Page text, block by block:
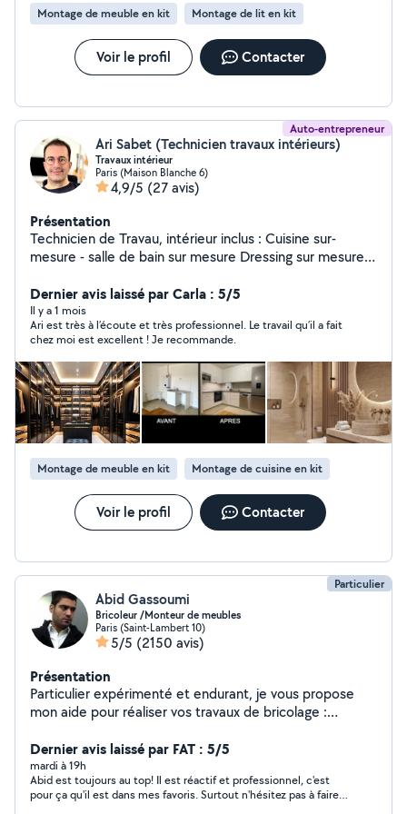
canapé,... * Fixation télévision TV,... * Montage de lits
Vous pouvez aussi consulter les nombreux avis positifs
de mon profil Allovoin. J'ai les outils de travail : visseuse
pro, perceuse béton,... BOOK PHOTOS DE MES
PROFIL DANS LA RUBRIQUE « Photos » Métier :
monteur de meuble, bricoleur expérimenté
Montage de meuble en kit
Montage de lit en kit
Voir le profil Contacter
Auto-entrepreneur
Ari Sabet (Technicien travaux intérieurs)
Travaux intérieur
Paris (Maison Blanche 6)
4,9/5 (27 avis)
Présentation
Technicien de Travau, intérieur inclus : Cuisine sur-
mesure - salle de bain sur mesure Dressing sur mesure -
menuiserie - Électricité etc.
Dernier avis laissé par Carla : 5/5
Il y a 1 mois
Ari est très à l’écoute et très professionnel. Le travail qu’il a fait
chez moi est excellent ! Je recommande.
Montage de meuble en kit Montage de cuisine en kit
Voir le profil Contacter
Particulier
Abid Gassoumi
Bricoleur /Monteur de meubles
Paris (Saint-Lambert 10)
5/5 (2150 avis)
Présentation
Particulier expérimenté et endurant, je vous propose
mon aide pour réaliser vos travaux de bricolage :
tout type de meubles. Installation de lustres, luminaires,
rideaux et tringles. Je procède également au
changement et à l'installation de prises électriques, de
chauffages, de gazinières, de fours, de stores
Dernier avis laissé par FAT : 5/5
mardi à 19h
Abid est toujours au top! Il est réactif et professionnel, c'est
pour ça qu'il est dans mes favoris. Surtout n'hésitez pas à faire